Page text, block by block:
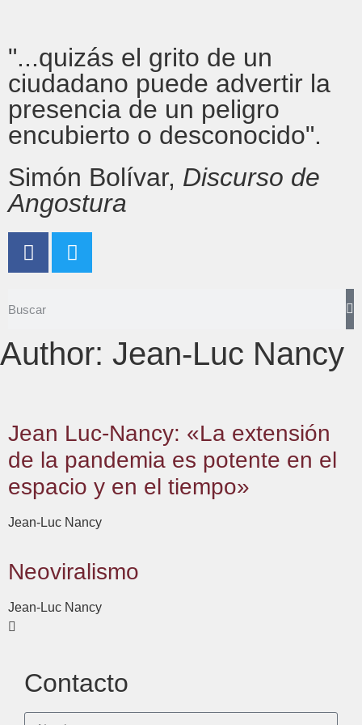
"...quizás el grito de un
ciudadano puede advertir la
presencia de un peligro
encubierto o desconocido".
Simón Bolívar, Discurso de
Angostura
Author: Jean-Luc Nancy
Jean Luc-Nancy: «La extensión
de la pandemia es potente en el
espacio y en el tiempo»
Jean-Luc Nancy
Neoviralismo
Jean-Luc Nancy
Contacto